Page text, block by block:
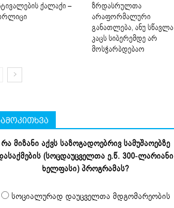
ქალაქი –
ზრდასრულთა
არაფორმალური
განათლება, ანუ სწავლა
კაცს სიბერემდე არ
მოსჭარბდებაო
რა მიზანი აქვს საზოგადოებრივ სამუშაოებზე
(სოცდაუცველთა ე.წ. 300-ლარიანი
ხელფასი) პროგრამას?
სოციალურად დაუცველთა მდგომარეობის